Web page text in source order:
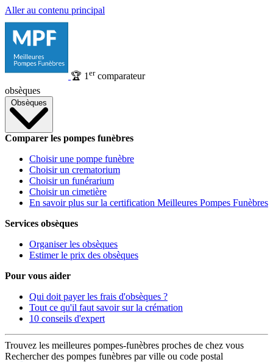
Aller au contenu principal
🏆 1 ercomparateur
obsèques
Obsèques
Comparer les pompes funèbres
Choisir une pompe funèbre
Choisir un crematorium
Choisir un funérarium
Choisir un cimetière
En savoir plus sur la certification Meilleures Pompes Funèbres
Services obsèques
Organiser les obsèques
Estimer le prix des obsèques
Pour vous aider
Qui doit payer les frais d'obsèques ?
Tout ce qu'il faut savoir sur la crémation
10 conseils d'expert
Trouvez les meilleures pompes-funèbres proches de chez vous
Rechercher des pompes funèbres par ville ou code postal